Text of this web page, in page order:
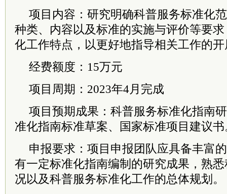
项目内容：研究明确科普服务标准化
种类、内容以及标准的实施与评价等要
化工作特点，以更好地指导相关工作的
经费额度：15万元
项目周期：2023年4月完成
项目预期成果：科普服务标准化指南
准化指南标准草案、国家标准项目建议书
申报要求：项目申报团队应具备丰富
有一定标准化指南编制的研究成果，熟
况以及科普服务标准化工作的总体规划。